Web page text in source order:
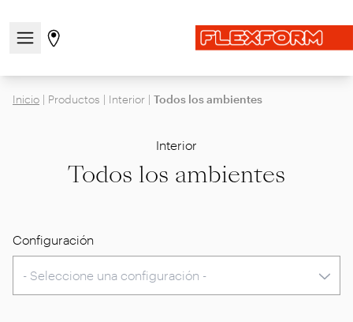
Abre/cierra el menú de navegación
Ir a la página de tiendas
Inicio | Productos | Interior | Todos los ambientes
Interior
Todos los ambientes
Configuración